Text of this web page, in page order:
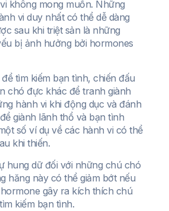
không mong muốn. Những
vi duy nhất có thể dễ dàng
sau khi triệt sản là những
bị ảnh hưởng bởi hormones
tìm kiếm bạn tình, chiến đấu
chó đực khác để tranh giành
hành vi khi động dục và đánh
giành lãnh thổ và bạn tình
số ví dụ về các hành vi có thể
khi thiến.
hung dữ đối với những chú chó
hăng này có thể giảm bớt nếu
gây ra kích thích chú
kiếm bạn tình.